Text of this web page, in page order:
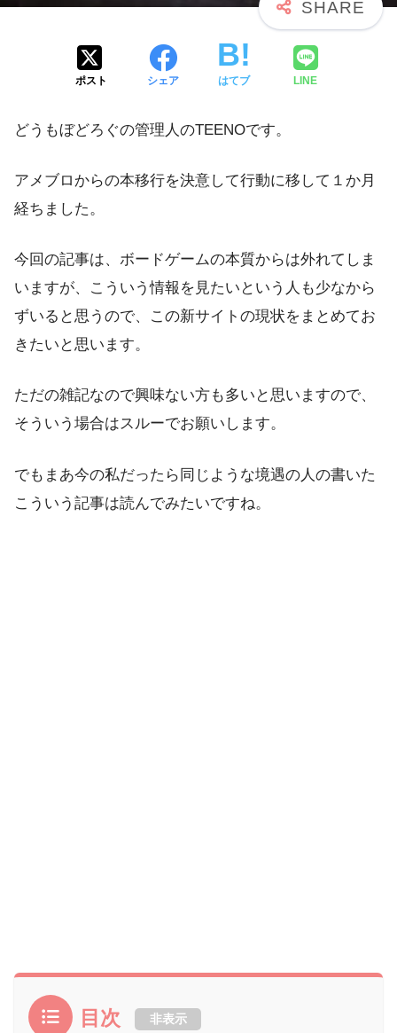
ポスト シェア はてブ LINE
どうもぼどろぐの管理人のTEENOです。
アメブロからの本移行を決意して行動に移して１か月
経ちました。
今回の記事は、ボードゲームの本質からは外れてしま
いますが、こういう情報を見たいという人も少なから
ずいると思うので、この新サイトの現状をまとめてお
きたいと思います。
ただの雑記なので興味ない方も多いと思いますので、
そういう場合はスルーでお願いします。
でもまあ今の私だったら同じような境遇の人の書いた
こういう記事は読んでみたいですね。
目次 非表示